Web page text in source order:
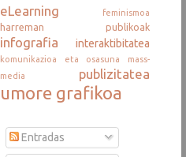
eLearning feminismoa
harreman publikoak
infografia interaktibitatea
komunikazioa eta osasuna
mass-
media
publizitatea
umore grafikoa
Entradas